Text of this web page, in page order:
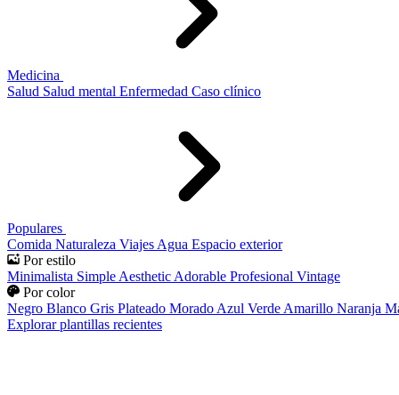
Medicina
Salud Salud mental Enfermedad Caso clínico
Populares
Comida Naturaleza Viajes Agua Espacio exterior
Por estilo
Minimalista Simple Aesthetic Adorable Profesional Vintage
Por color
Negro Blanco Gris Plateado Morado Azul Verde Amarillo Naranja
Explorar plantillas recientes